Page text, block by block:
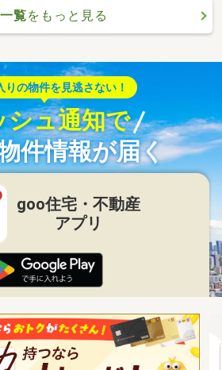
覧をもっと見る
りの物件を見逃さない！
シュ通知で
件情報が届く
goo住宅・不動産
アプリ